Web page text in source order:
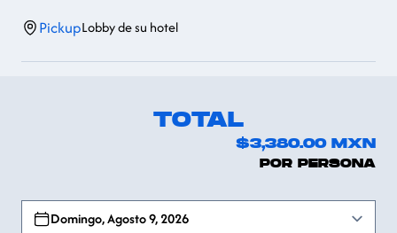
PickupLobby de su hotel
TOTAL
$3,380.00 MXN
POR PERSONA
Domingo, Agosto 9, 2026